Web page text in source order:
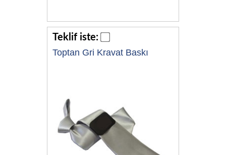
Teklif iste:
Toptan Gri Kravat Baskı